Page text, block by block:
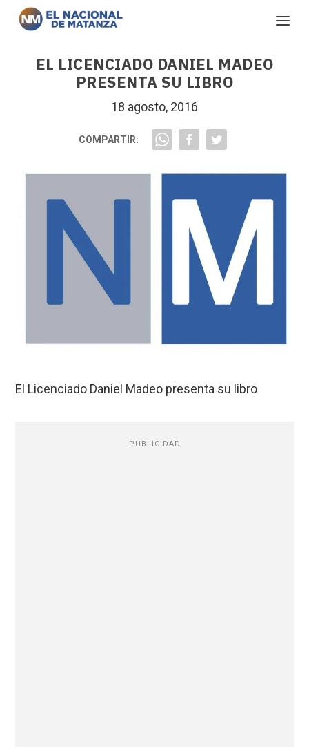
EL LICENCIADO DANIEL MADEO
PRESENTA SU LIBRO
18 agosto, 2016
COMPARTIR:
El Licenciado Daniel Madeo presenta su libro
PUBLICIDAD